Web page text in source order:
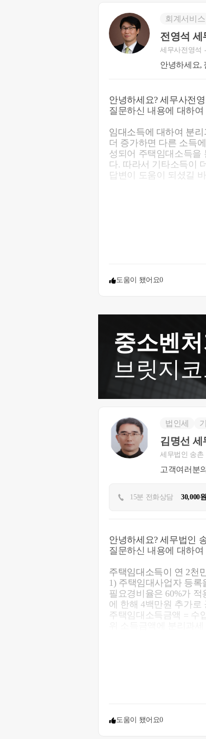
회계서비스
전영석 세
세무사전영석
안녕하세요,
안녕하세요? 세무사전
질문하신 내용에 대하
임대소득에 대하여 분
더 증가하면 다른 소득
성되어 주택임대소득을
다. 따라서 기타소득이
답변이 도움이 되셨길
도움이 됐어요0
중소벤
브릿지
법인세
김명선 세
세무법인 송촌
고객여러분
15분 전화상담 30,000원
안녕하세요? 세무법인
질문하신 내용에 대하
주택임대소득이 연 2천
1) 주택임대사업자 등
필요경비율은 60%가
에 한해 4백만원 추가로
주택임대소득금액 = 수
2) 구청에 임대사업자
필요경비율은 50% 가
도움이 됐어요0